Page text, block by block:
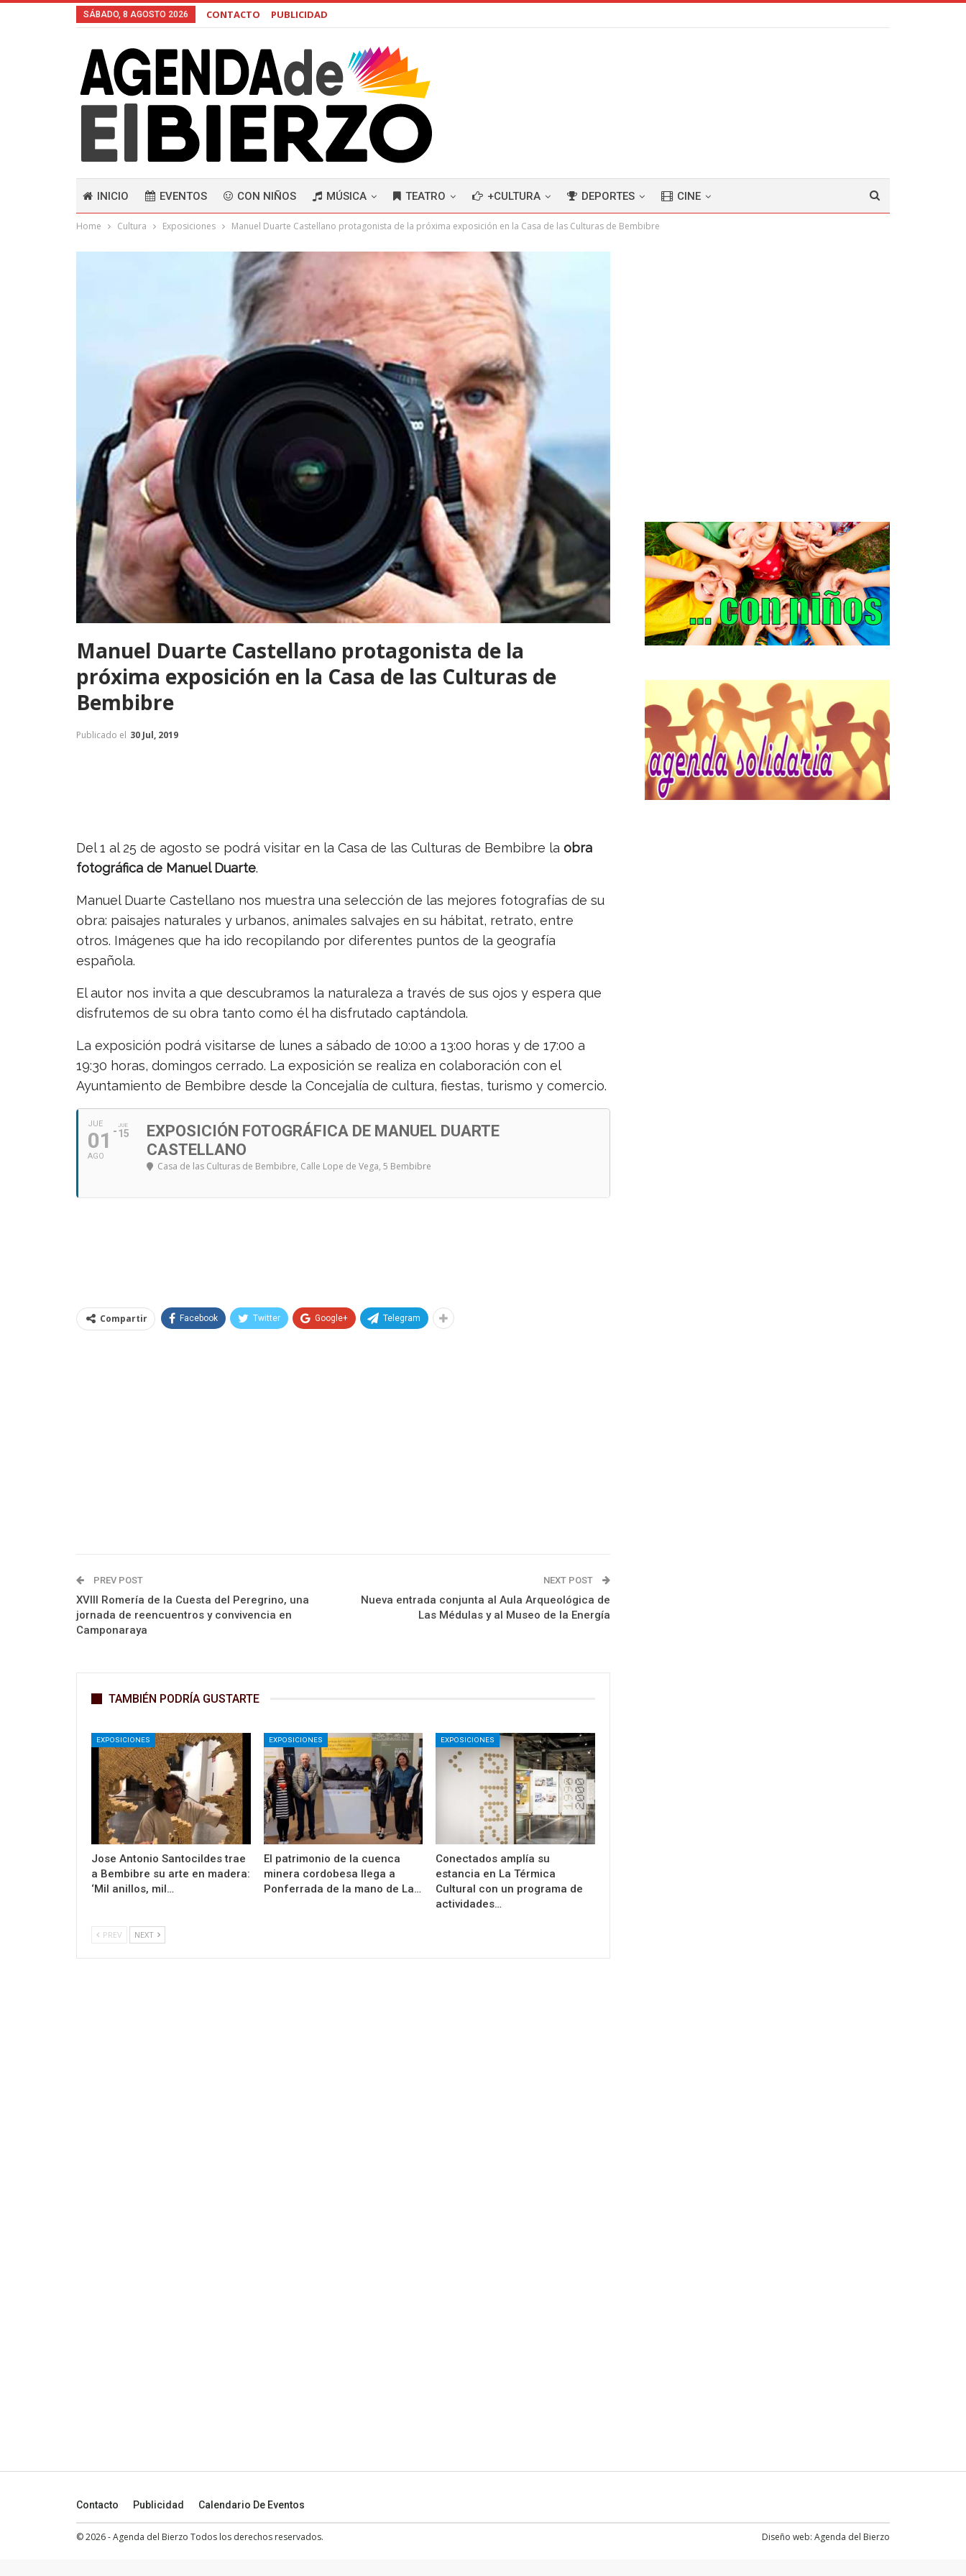
SÁBADO, 8 AGOSTO 2026 CONTACTO PUBLICIDAD
INICIO EVENTOS CON NIÑOS MÚSICA TEATRO +CULTURA DEPORTES CINE
Home Cultura Exposiciones Manuel Duarte Castellano protagonista de la próxima exposición en la Casa de las Culturas de Bembibre
Manuel Duarte Castellano protagonista de la
próxima exposición en la Casa de las Culturas de
Bembibre
Publicado el 30 Jul, 2019
Del 1 al 25 de agosto se podrá visitar en la Casa de las Culturas de Bembibre la obra
fotográfica de Manuel Duarte.
Manuel Duarte Castellano nos muestra una selección de las mejores fotografías de su
obra: paisajes naturales y urbanos, animales salvajes en su hábitat, retrato, entre
otros. Imágenes que ha ido recopilando por diferentes puntos de la geografía
española.
El autor nos invita a que descubramos la naturaleza a través de sus ojos y espera que
disfrutemos de su obra tanto como él ha disfrutado captándola.
La exposición podrá visitarse de lunes a sábado de 10:00 a 13:00 horas y de 17:00 a
19:30 horas, domingos cerrado. La exposición se realiza en colaboración con el
Ayuntamiento de Bembibre desde la Concejalía de cultura, fiestas, turismo y comercio.
JUE
01
AGO
JUE
15
EXPOSICIÓN FOTOGRÁFICA DE MANUEL DUARTE
CASTELLANO
Casa de las Culturas de Bembibre, Calle Lope de Vega, 5 Bembibre
Compartir Facebook Twitter Google+ Telegram
PREV POST
XVIII Romería de la Cuesta del Peregrino, una
jornada de reencuentros y convivencia en
Camponaraya
NEXT POST
Nueva entrada conjunta al Aula Arqueológica de
Las Médulas y al Museo de la Energía
TAMBIÉN PODRÍA GUSTARTE
EXPOSICIONES
Jose Antonio Santocildes trae
a Bembibre su arte en madera:
‘Mil anillos, mil…
EXPOSICIONES
El patrimonio de la cuenca
minera cordobesa llega a
Ponferrada de la mano de La…
EXPOSICIONES
Conectados amplía su
estancia en La Térmica
Cultural con un programa de
actividades…
PREV NEXT
Contacto Publicidad Calendario De Eventos
© 2026 - Agenda del Bierzo Todos los derechos reservados. Diseño web: Agenda del Bierzo